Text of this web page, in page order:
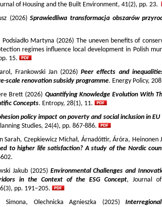
of Housing and the Built Environment, 41(2), pp. 23.
(2026)Sprawiedliwa transformacja obszarów
Podsiadło Martyna (2026) The uneven benefits of
regimes influence local development in Polish
15.
Frankowski Jan (2026)Peer effects and
scale renovation subsidy programme. Energy Policy,
Brett (2026) Quantifying Knowledge Evolution With
Concepts. Entropy, 28(1), 11.
policy impact on poverty and social inclusion in
Studies, 24(4), pp. 867-886.
Sarah, Czepkiewicz Michał, Árnadóttir, Áróra, Heinonen
to higher life satisfaction? A study of the Nordic
Jakub (2025) Environmental Challenges and
in the Context of the ESG Concept, Journal
pp. 191–205.
Olechnicka Agnieszka (2025)